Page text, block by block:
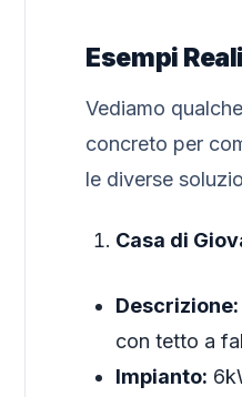
Esempi Reali
Vediamo
concreto per
le diverse
Casa di
Descrizione:
con tetto a
Impianto: